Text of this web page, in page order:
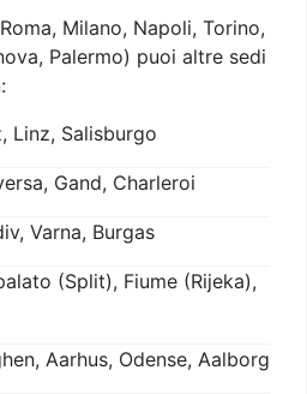
Milano, Napoli, Torino,
Palermo) puoi altre sedi
Linz, Salisburgo
Gand, Charleroi
Varna, Burgas
(Split), Fiume (Rijeka),
Aarhus, Odense, Aalborg